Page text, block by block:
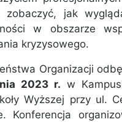
zobaczyć, jak
w obszarze
kryzysowego.
Organizacji
2023 r. w
Wyższej przy ul.
Konferencja